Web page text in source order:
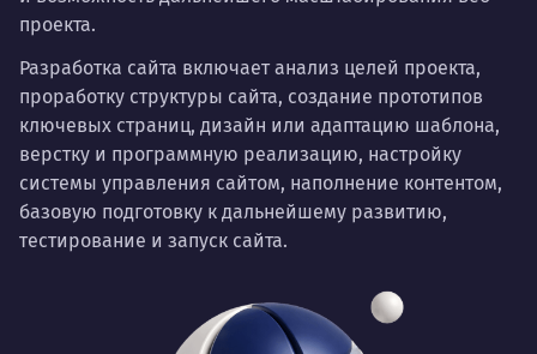
проекта.
Разработка сайта включает анализ целей проекта,
проработку структуры сайта, создание прототипов
ключевых страниц, дизайн или адаптацию шаблона,
верстку и программную реализацию, настройку
системы управления сайтом, наполнение контентом,
базовую подготовку к дальнейшему развитию,
тестирование и запуск сайта.